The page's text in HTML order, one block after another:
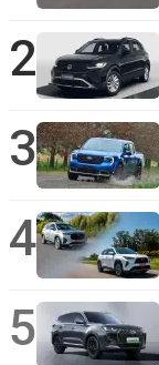
2
3
4
5